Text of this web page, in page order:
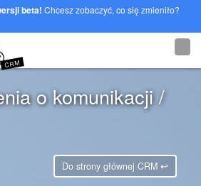
beta! Chcesz zobaczyć, co się zmieniło?
CRM
o komunikacji /
Do strony głównej CRM ↩